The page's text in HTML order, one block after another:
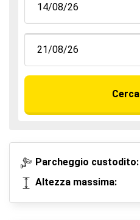
Cerca
Parcheggio custodito:
Altezza massima: